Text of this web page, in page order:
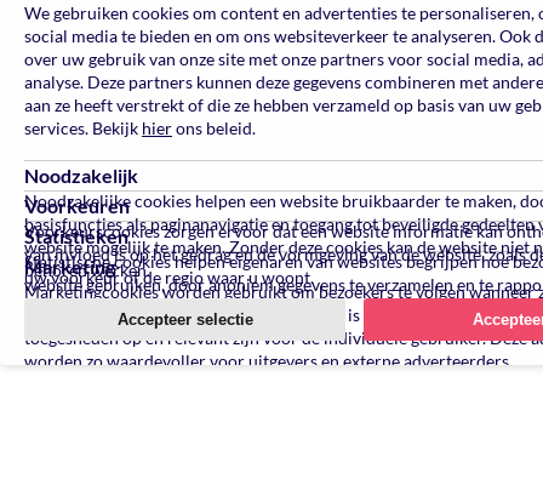
We gebruiken cookies om content en advertenties te
social media te bieden en om ons websiteverkeer te analyseren. Ook
over uw gebruik van onze site met onze partners voor social media,
analyse. Deze partners kunnen deze gegevens combineren met
aan ze heeft verstrekt of die ze hebben verzameld op basis van uw
services. Bekijk hierons beleid.
Noodzakelijk
Noodzakelijke cookies helpen een website bruikbaarder te maken,
basisfuncties als paginanavigatie en toegang tot beveiligde gedeelten
website mogelijk te maken. Zonder deze cookies kan de website niet
behoren werken.
Voorkeuren
Voorkeurscookies zorgen ervoor dat een website informatie kan
van invloed is op het gedrag en de vormgeving van de website, zoals
uw voorkeur of de regio waar u woont.
Statistieken
Statistische cookies helpen eigenaren van websites begrijpen hoe
website gebruiken, door anoniem gegevens te verzamelen en te
Marketing
Marketingcookies worden gebruikt om bezoekers te volgen wanneer
verschillende websites bezoeken. Hun doel is advertenties
toegesneden op en relevant zijn voor de individuele gebruiker. Deze
worden zo waardevoller voor uitgevers en externe adverteerders.
Accepteer selectie